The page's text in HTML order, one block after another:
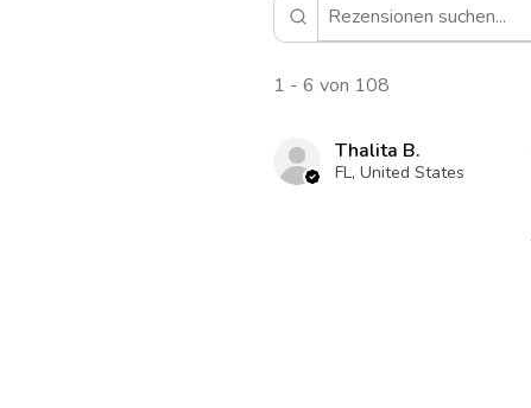
1 - 6 von 108
Thalita B.
FL, United States